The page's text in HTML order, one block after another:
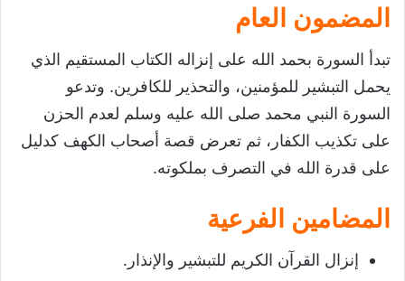
المضمون العام
تبدأ السورة بحمد الله على إنزاله الكتاب المستقيم الذي
يحمل التبشير للمؤمنين، والتحذير للكافرين. وتدعو
السورة النبي محمد صلى الله عليه وسلم لعدم الحزن
على تكذيب الكفار، ثم تعرض قصة أصحاب الكهف كدليل
على قدرة الله في التصرف بملكوته.
المضامين الفرعية
إنزال القرآن الكريم للتبشير والإنذار.